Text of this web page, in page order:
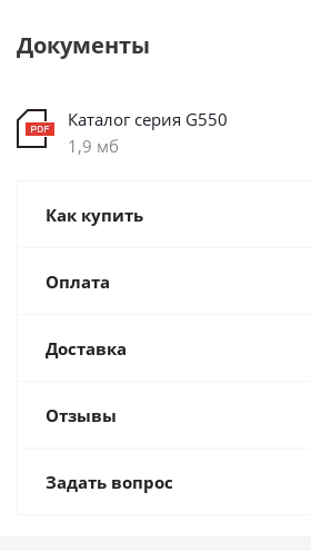
Документы
Каталог серия G550
1,9 мб
Как купить
Оплата
Доставка
Отзывы
Задать вопрос